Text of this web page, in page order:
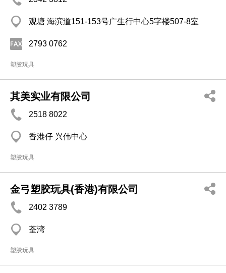
观塘 海滨道151-153号广生行中心5字楼507-8室
2793 0762
塑胶玩具
其美实业有限公司
2518 8022
香港仔 兴伟中心
塑胶玩具
金弓塑胶玩具(香港)有限公司
2402 3789
荃湾
塑胶玩具